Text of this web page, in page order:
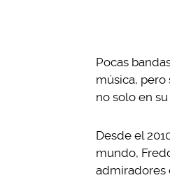
Pocas
música,
no solo en
Desde el
mundo,
admiradores